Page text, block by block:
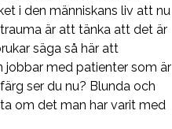
i den människans liv att nu
är att tänka att det är
säga så här att
jobbar med patienter som är
ser du nu? Blunda och
om det man har varit med